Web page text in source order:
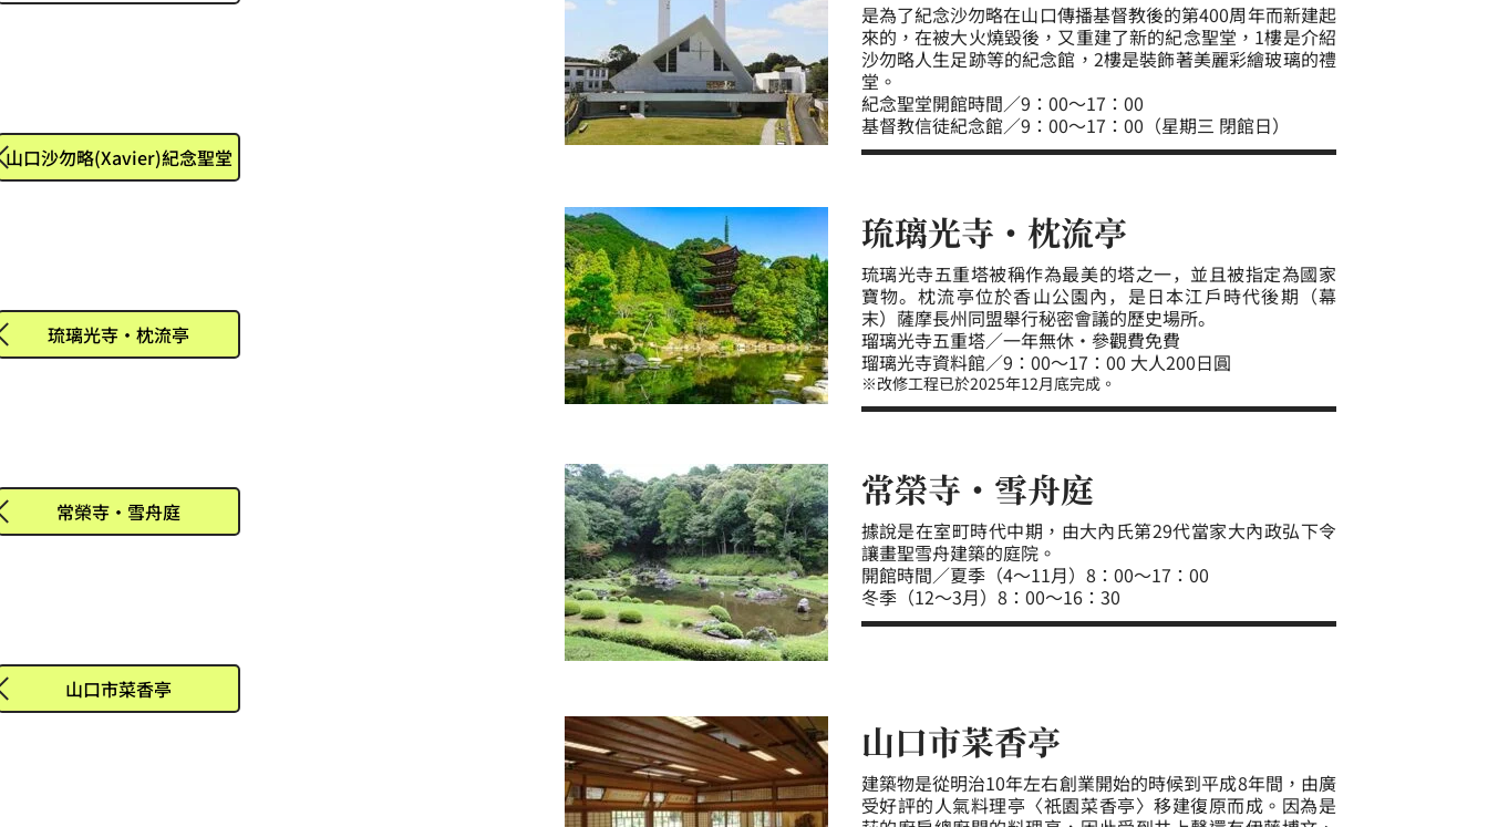
山口沙勿略(Xavier)紀念聖堂
琉璃光寺・枕流亭
常榮寺・雪舟庭
山口市菜香亭
是為了紀念沙勿略在山口傳播基督教後的第400周年而新建起
來的，在被大火燒毀後，又重建了新的紀念聖堂，1樓是介紹
沙勿略人生足跡等的紀念館，2樓是裝飾著美麗彩繪玻璃的禮
堂。
紀念聖堂開館時間／9：00～17：00
基督教信徒紀念館／9：00～17：00（星期三 閉館日）
琉璃光寺・枕流亭
琉璃光寺五重塔被稱作為最美的塔之一，並且被指定為國家
寶物。枕流亭位於香山公園內，是日本江戶時代後期（幕
末）薩摩長州同盟舉行秘密會議的歷史場所。
瑠璃光寺五重塔／一年無休・參觀費免費
瑠璃光寺資料館／9：00～17：00 大人200日圓
※改修工程已於2025年12月底完成。
常榮寺・雪舟庭
據說是在室町時代中期，由大內氏第29代當家大內政弘下令
讓畫聖雪舟建築的庭院。
開館時間／夏季（4～11月）8：00～17：00
冬季（12～3月）8：00～16：30
山口市菜香亭
建築物是從明治10年左右創業開始的時候到平成8年間，由廣
受好評的人氣料理亭〈祇園菜香亭〉移建復原而成。因為是